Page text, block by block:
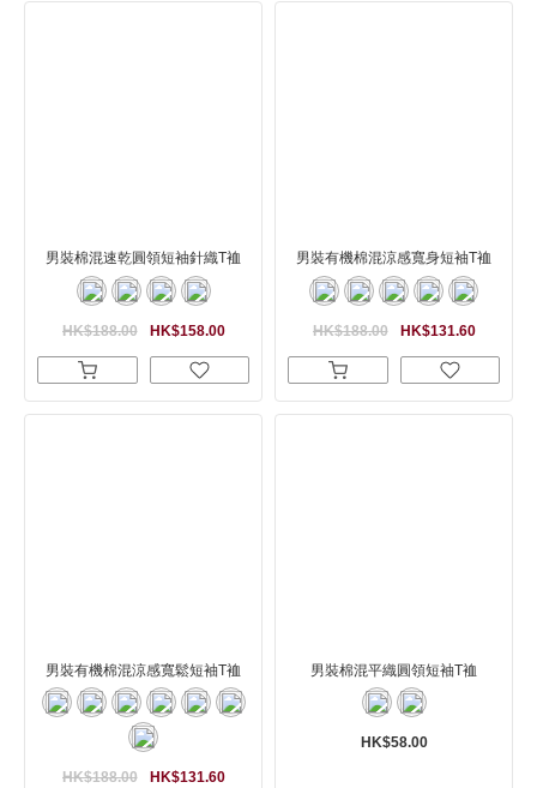
男裝棉混速乾圓領短袖針織T裇
HK$158.00
HK$188.00
男裝有機棉混涼感寬身短袖T裇
HK$131.60
HK$188.00
男裝有機棉混涼感寬鬆短袖T裇
HK$131.60
HK$188.00
男裝棉混平織圓領短袖T裇
HK$58.00